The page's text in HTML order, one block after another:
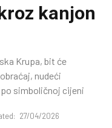
kanjon
Krupa, bit će
nudeći
simboličnoj cijeni
27/04/2026